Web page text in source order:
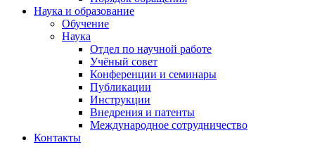
Наука и образование
Обучение
Наука
Отдел по научной работе
Учёный совет
Конференции и семинары
Публикации
Инструкции
Внедрения и патенты
Международное сотрудничество
Контакты